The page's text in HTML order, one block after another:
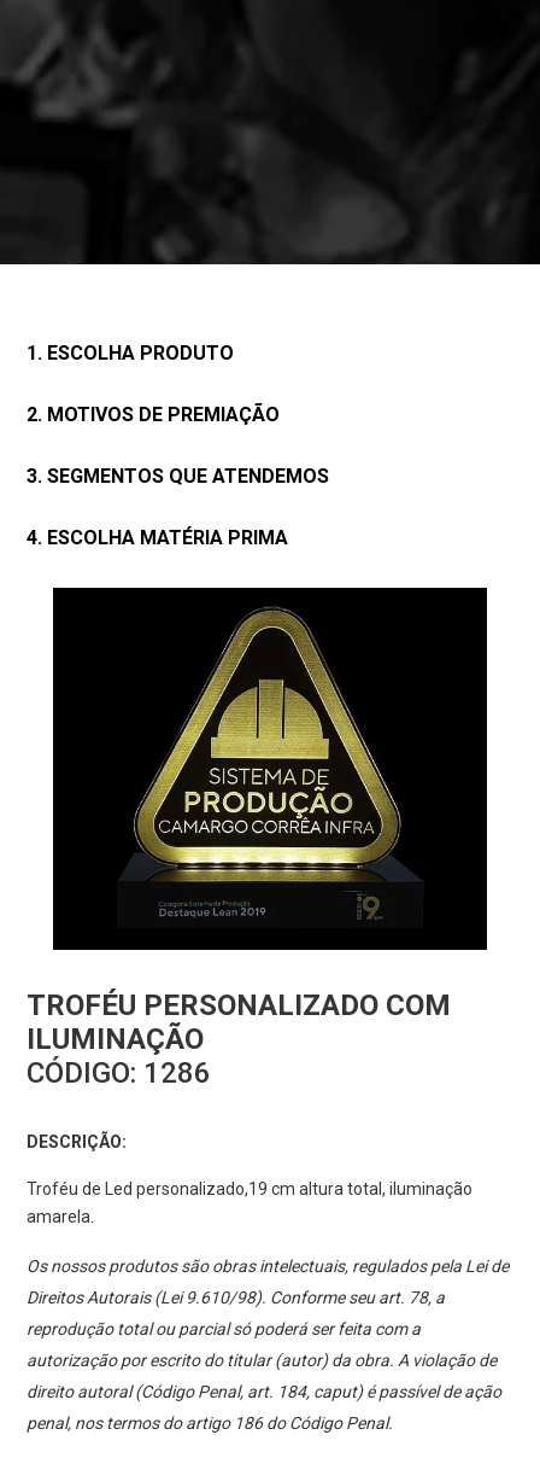
1. ESCOLHA PRODUTO
2. MOTIVOS DE PREMIAÇÃO
3. SEGMENTOS QUE ATENDEMOS
4. ESCOLHA MATÉRIA PRIMA
TROFÉU PERSONALIZADO COM
ILUMINAÇÃO
CÓDIGO: 1286
DESCRIÇÃO:
Troféu de Led personalizado,19 cm altura total, iluminação
amarela.
Os nossos produtos são obras intelectuais, regulados pela Lei de
Direitos Autorais (Lei 9.610/98). Conforme seu art. 78, a
reprodução total ou parcial só poderá ser feita com a
autorização por escrito do titular (autor) da obra. A violação de
direito autoral (Código Penal, art. 184, caput) é passível de ação
penal, nos termos do artigo 186 do Código Penal.